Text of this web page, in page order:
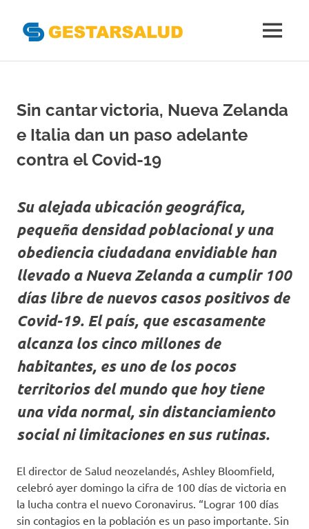
contenido
del
Aseguramiento
de
la
MENÚ
Sin cantar victoria, Nueva Zelanda
e Italia dan un paso adelante
contra el Covid-19
Su alejada ubicación geográfica,
pequeña densidad poblacional y una
obediencia ciudadana envidiable han
llevado a Nueva Zelanda a cumplir 100
días libre de nuevos casos positivos de
Covid-19. El país, que escasamente
alcanza los cinco millones de
habitantes, es uno de los pocos
territorios del mundo que hoy tiene
una vida normal, sin distanciamiento
social ni limitaciones en sus rutinas.
El director de Salud neozelandés, Ashley Bloomfield,
celebró ayer domingo la cifra de 100 días de victoria en
la lucha contra el nuevo Coronavirus. “Lograr 100 días
sin contagios en la población es un paso importante. Sin